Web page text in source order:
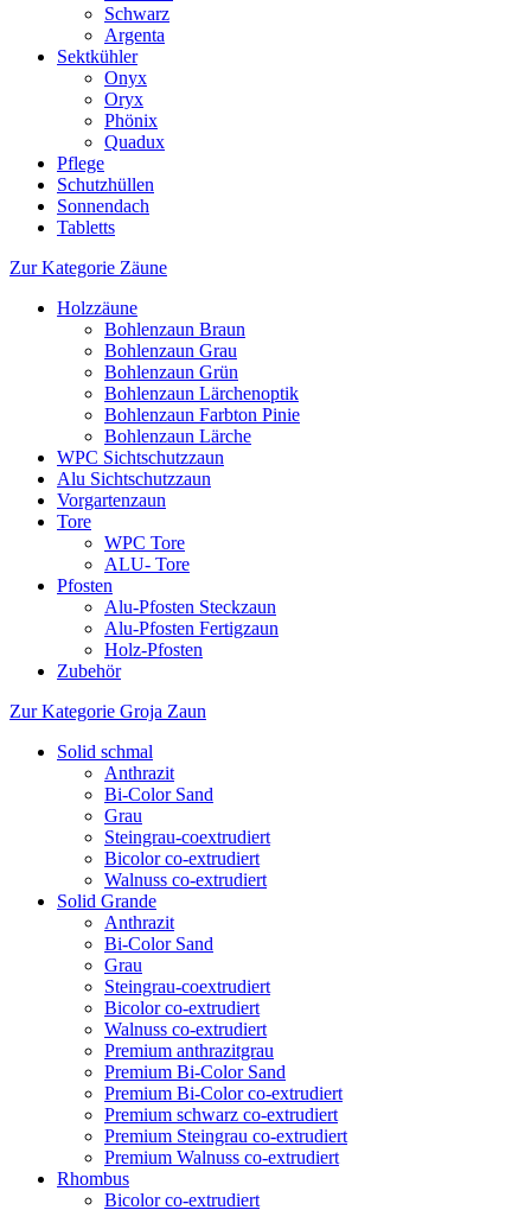
Schwarz
Argenta
Sektkühler
Onyx
Oryx
Phönix
Quadux
Pflege
Schutzhüllen
Sonnendach
Tabletts
Zur Kategorie Zäune
Holzzäune
Bohlenzaun Braun
Bohlenzaun Grau
Bohlenzaun Grün
Bohlenzaun Lärchenoptik
Bohlenzaun Farbton Pinie
Bohlenzaun Lärche
WPC Sichtschutzzaun
Alu Sichtschutzzaun
Vorgartenzaun
Tore
WPC Tore
ALU- Tore
Pfosten
Alu-Pfosten Steckzaun
Alu-Pfosten Fertigzaun
Holz-Pfosten
Zubehör
Zur Kategorie Groja Zaun
Solid schmal
Anthrazit
Bi-Color Sand
Grau
Steingrau-coextrudiert
Bicolor co-extrudiert
Walnuss co-extrudiert
Solid Grande
Anthrazit
Bi-Color Sand
Grau
Steingrau-coextrudiert
Bicolor co-extrudiert
Walnuss co-extrudiert
Premium anthrazitgrau
Premium Bi-Color Sand
Premium Bi-Color co-extrudiert
Premium schwarz co-extrudiert
Premium Steingrau co-extrudiert
Premium Walnuss co-extrudiert
Rhombus
Bicolor co-extrudiert